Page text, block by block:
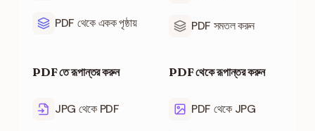
PDF থেকে একক পৃষ্ঠায় PDF সমতল করুন
PDF তে রূপান্তর করুন
JPG থেকে PDF
PDF থেকে রূপান্তর করুন
PDF থেকে JPG